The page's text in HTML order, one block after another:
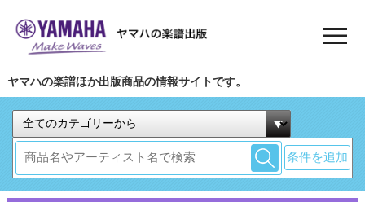
ヤマハの楽譜ほか出版商品の情報サイトです。
条件を追加